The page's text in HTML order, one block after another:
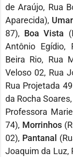
de Araújo, Rua
Aparecida),
87), Boa Vista
Antônio Egídio,
Beira Rio, Rua
Veloso 02, Rua
Rua Projetada
da Rocha
Professora
74), Morrinhos
02), Pantanal
Joaquim da Luz,